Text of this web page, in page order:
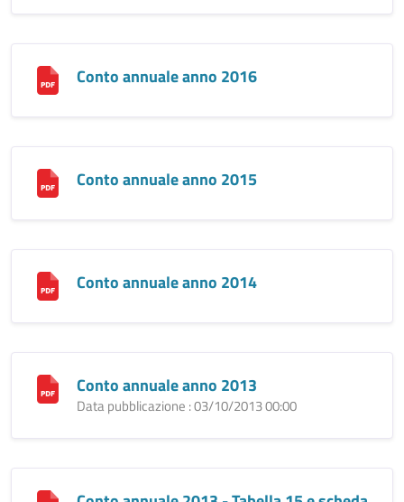
Conto annuale anno 2016
Conto annuale anno 2015
Conto annuale anno 2014
Conto annuale anno 2013
Data pubblicazione : 03/10/2013 00:00